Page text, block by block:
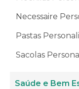
Necessaire
Pastas
Sacolas
Saúde e Bem